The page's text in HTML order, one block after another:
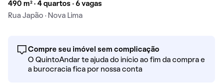
490 m² · 4 quartos · 6 vagas
Rua Japão · Nova Lima
Compre seu imóvel sem complicação
O QuintoAndar te ajuda do início ao fim da compra e
a burocracia fica por nossa conta